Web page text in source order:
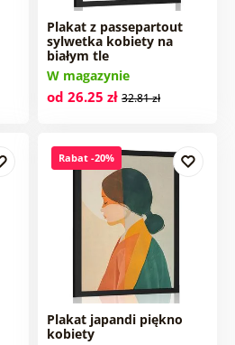
Plakat z passepartout
sylwetka kobiety na
białym tle
W magazynie
od 26.25 zł 32.81 zł
Rabat -20%
Plakat japandi piękno
kobiety